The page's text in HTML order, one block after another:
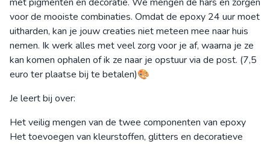
voor de mooiste combinaties. Omdat de epoxy 24 uur moet
uitharden, kan je jouw creaties niet meteen mee naar huis
nemen. Ik werk alles met veel zorg voor je af, waarna je ze
kan komen ophalen of ik ze naar je opstuur via de post. (7,5
euro ter plaatse bij te betalen)🎨
Je leert bij over:
Het veilig mengen van de twee componenten van epoxy
Het toevoegen van kleurstoffen, glitters en decoratieve